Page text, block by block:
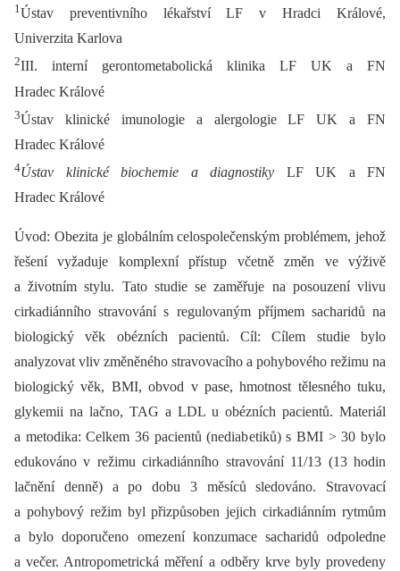
1 Ústav preventivního lékařství LF v Hradci Králové,
Univerzita Karlova
2III. interní gerontometabolická klinika LF UK a FN
Hradec Králové
3Ústav klinické imunologie a alergologie LF UK a FN
Hradec Králové
4Ústav klinické biochemie a diagnostiky LF UK a FN
Hradec Králové
Úvod: Obezita je globálním celospolečenským problémem, jehož
řešení vyžaduje komplexní přístup včetně změn ve výživě
a životním stylu. Tato studie se zaměřuje na posouzení vlivu
cirkadiánního stravování s regulovaným příjmem sacharidů na
biologický věk obézních pacientů. Cíl: Cílem studie bylo
analyzovat vliv změněného stravovacího a pohybového režimu na
biologický věk, BMI, obvod v pase, hmotnost tělesného tuku,
glykemii na lačno, TAG a LDL u obézních pacientů. Materiál
a metodika: Celkem 36 pacientů (nediabetiků) s BMI > 30 bylo
edukováno v režimu cirkadiánního stravování 11/13 (13 hodin
lačnění denně) a po dobu 3 měsíců sledováno. Stravovací
a pohybový režim byl přizpůsoben jejich cirkadiánním rytmům
a bylo doporučeno omezení konzumace sacharidů odpoledne
a večer. Antropometrická měření a odběry krve byly provedeny